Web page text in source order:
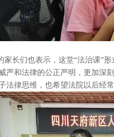
家长们也表示，这堂“法治课”
严和法律的公正严明，更加深
法律思维，也希望法院以后经